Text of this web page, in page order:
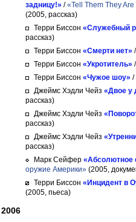
задницу!» /«Tell Them They
(2005, рассказ)
Терри Биссон «Служебный
рассказ)
Терри Биссон «Смерти нет» /
Терри Биссон «Укротитель» /
Терри Биссон «Чужое шоу» /
Джеймс Хэдли Чейз «Двое у
рассказ)
Джеймс Хэдли Чейз
рассказ)
Джеймс Хэдли Чейз
рассказ)
Марк Сейфер «Абсолютное
оружие Америки» (2005,
Терри Биссон «Инцидент в
(2005, пьеса)
2006